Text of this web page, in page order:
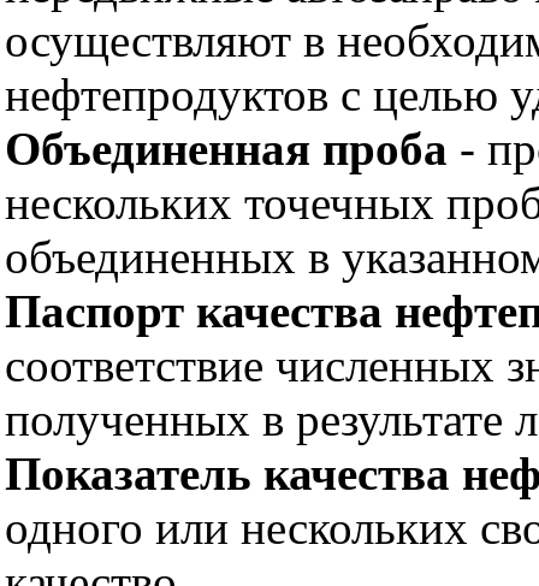
осуществляют в
нефтепродуктов с целью
Объединенная проба -
нескольких точечных
объединенных в
Паспорт качества
соответствие численных
полученных в результате
Показатель качества
одного или нескольких